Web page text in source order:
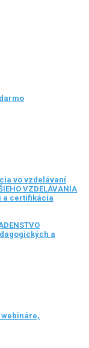
vo vzdelávaní
VZDELÁVANIA
a certifikácia
a